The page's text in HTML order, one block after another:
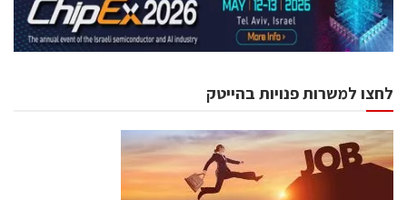
לחצו למשרות פנויות בהייטק